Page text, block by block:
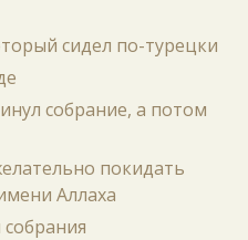
сидел по-турецки
собрание, а потом
покидать
Аллаха